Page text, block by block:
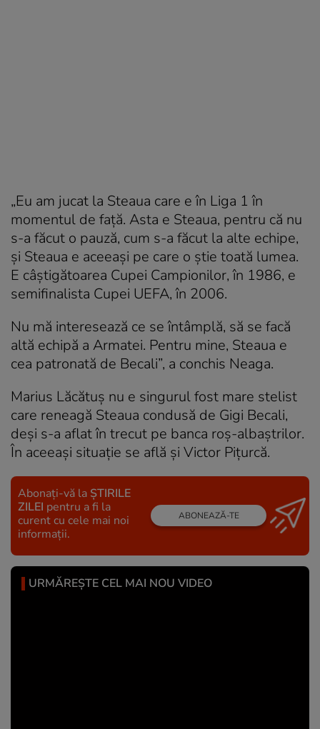
„Eu am jucat la Steaua care e în Liga 1 în
momentul de faţă. Asta e Steaua, pentru că nu
s-a făcut o pauză, cum s-a făcut la alte echipe,
şi Steaua e aceeaşi pe care o ştie toată lumea.
E câştigătoarea Cupei Campionilor, în 1986, e
semifinalista Cupei UEFA, în 2006.
Nu mă interesează ce se întâmplă, să se facă
altă echipă a Armatei. Pentru mine, Steaua e
cea patronată de Becali”, a conchis Neaga.
Marius Lăcătuş nu e singurul fost mare stelist
care reneagă Steaua condusă de Gigi Becali,
deşi s-a aflat în trecut pe banca roş-albaştrilor.
În aceeaşi situaţie se află şi Victor Piţurcă.
Abonați-vă la ȘTIRILE
ZILEI pentru a fi la
curent cu cele mai noi
informații.
ABONEAZĂ-TE
URMĂREȘTE CEL MAI NOU VIDEO